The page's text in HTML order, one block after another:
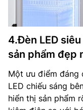
4.Đèn LED
sản phẩm đẹp
Một ưu điểm đáng
LED chiếu sáng
hiển thị sản phẩm